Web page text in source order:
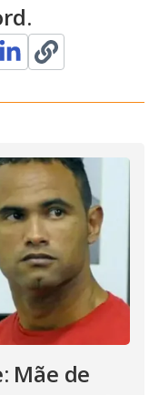
Mãe de